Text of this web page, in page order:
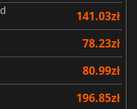
141.03zł
78.23zł
80.99zł
196.85zł